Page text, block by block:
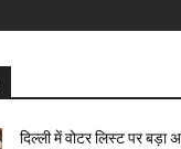
दिल्ली में वोटर लिस्ट पर